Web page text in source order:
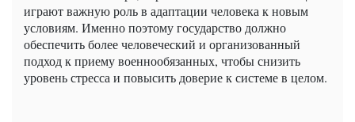
играют важную роль в адаптации человека к новым
условиям. Именно поэтому государство должно
обеспечить более человеческий и организованный
подход к приему военнообязанных, чтобы снизить
уровень стресса и повысить доверие к системе в целом.